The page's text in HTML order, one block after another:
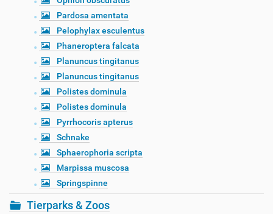
Pardosa amentata
Pelophylax esculentus
Phaneroptera falcata
Planuncus tingitanus
Planuncus tingitanus
Polistes dominula
Polistes dominula
Pyrrhocoris apterus
Schnake
Sphaerophoria scripta
Marpissa muscosa
Springspinne
Tierparks & Zoos